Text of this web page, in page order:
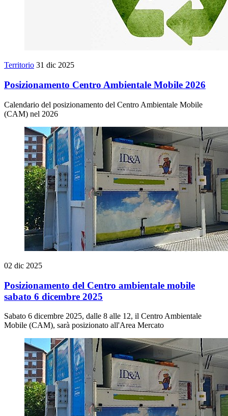
Territorio 31 dic 2025
Posizionamento Centro Ambientale Mobile 2026
Calendario del posizionamento del Centro Ambientale Mobile
(CAM) nel 2026
02 dic 2025
Posizionamento del Centro ambientale mobile
sabato 6 dicembre 2025
Sabato 6 dicembre 2025, dalle 8 alle 12, il Centro Ambientale
Mobile (CAM), sarà posizionato all'Area Mercato